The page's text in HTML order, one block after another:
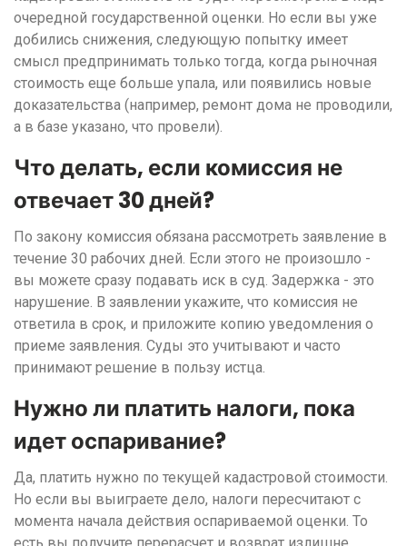
очередной государственной оценки. Но если вы уже
добились снижения, следующую попытку имеет
смысл предпринимать только тогда, когда рыночная
стоимость еще больше упала, или появились новые
доказательства (например, ремонт дома не проводили,
а в базе указано, что провели).
Что делать, если комиссия не
отвечает 30 дней?
По закону комиссия обязана рассмотреть заявление в
течение 30 рабочих дней. Если этого не произошло -
вы можете сразу подавать иск в суд. Задержка - это
нарушение. В заявлении укажите, что комиссия не
ответила в срок, и приложите копию уведомления о
приеме заявления. Суды это учитывают и часто
принимают решение в пользу истца.
Нужно ли платить налоги, пока
идет оспаривание?
Да, платить нужно по текущей кадастровой стоимости.
Но если вы выиграете дело, налоги пересчитают с
момента начала действия оспариваемой оценки. То